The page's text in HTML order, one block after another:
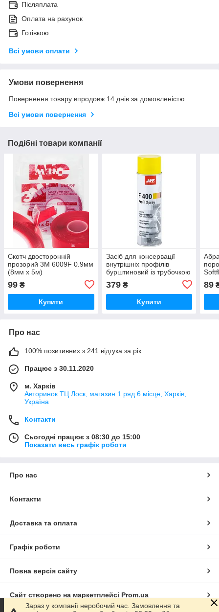
Післяплата
Оплата на рахунок
Готівкою
Всі умови оплати
Умови повернення
Повернення товару впродовж 14 днів за домовленістю
Всі умови повернення
Подібні товари компанії
Скотч двосторонній
прозорий 3М 6009F 0.9мм
(8мм х 5м)
99 ₴
Купити
Засіб для консервації
внутрішніх профілів
бурштиновий із трубочкою
Spray
379₴
Купити
89
Про нас
100% позитивних з 241 відгука за рік
Працює з 30.11.2020
м. Харків
Авторинок ТЦ Лоск, магазин 1 ряд 6 місце, Харків,
Україна
Контакти
Сьогодні працює з 08:30 до 15:00
Показати весь графік роботи
Про нас
Контакти
Доставка та оплата
Графік роботи
Повна версія сайту
Сайт створено на маркетплейсі Prom.ua
Зараз у компанії неробочий час. Замовлення та